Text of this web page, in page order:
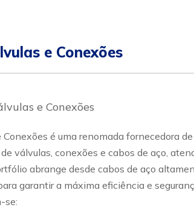
e Conexões
e Conexões
é uma renomada fornecedora
válvulas, conexões e cabos de aço,
abrange desde cabos de aço
garantir a máxima eficiência e
se: